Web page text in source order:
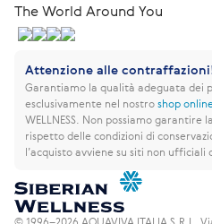
The World Around You
Attenzione alle
Garantiamo la qualità adeguata dei
esclusivamente nel nostroshop
WELLNESS. Non possiamo garantire
rispetto delle condizioni di
l’acquisto avviene su siti non ufficiali